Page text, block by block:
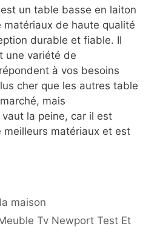
un table basse en laiton
de haute qualité
durable et fiable. Il
une variété de
à vos besoins
cher que les autres table
mais
vaut la peine, car il est
matériaux et est
maison
Tv Newport Test Et